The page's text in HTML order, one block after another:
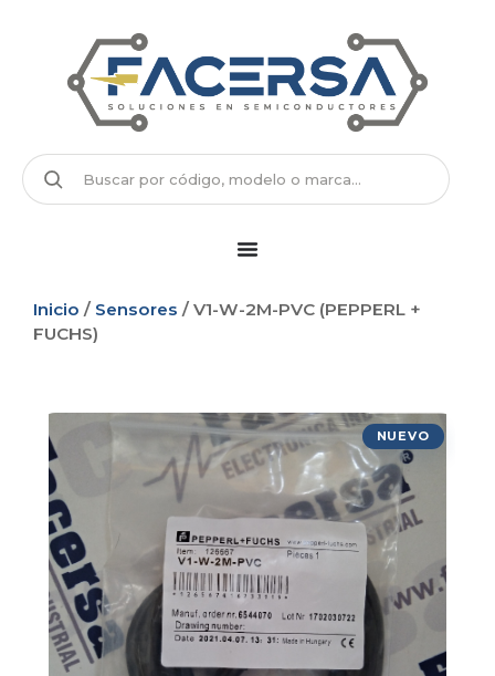
Inicio / Sensores / V1-W-2M-PVC (PEPPERL +
FUCHS)